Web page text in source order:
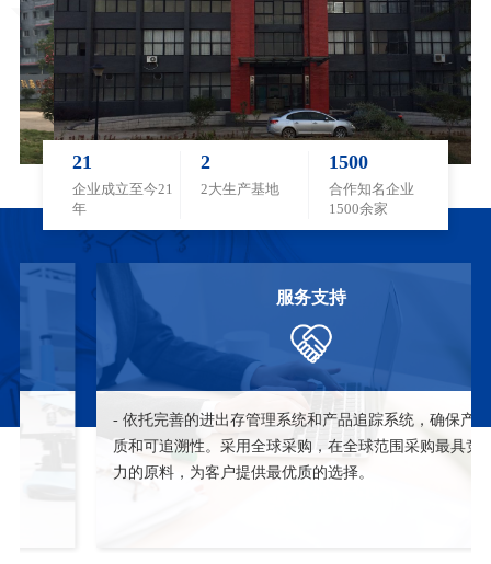
21
企业成立至今21
年
2
2大生产基地
1500
合作知名企业
1500余家
服务支持
- 依托完善的进出存管理系统和产品追踪系统，确保产品品
质和可追溯性。采用全球采购，在全球范围采购最具竞争
力的原料，为客户提供最优质的选择。